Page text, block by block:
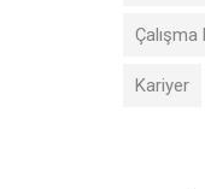
Çalışma
Kariyer